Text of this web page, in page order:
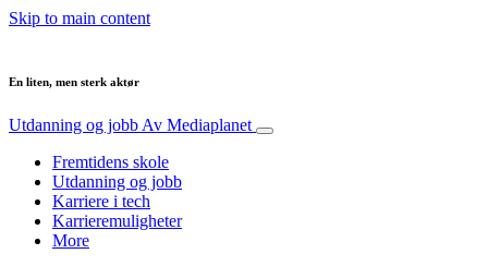
Skip to main content
En liten, men sterk aktør
Utdanning og jobb Av Mediaplanet
Fremtidens skole
Utdanning og jobb
Karriere i tech
Karrieremuligheter
More